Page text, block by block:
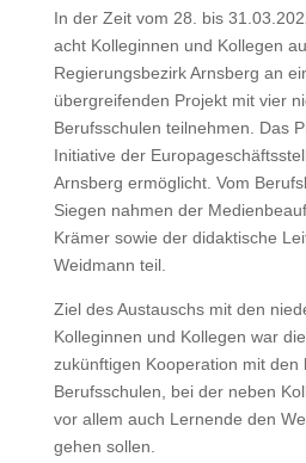
In der Zeit vom 28. bis
acht Kolleginnen und Kollegen
Regierungsbezirk Arnsberg an
übergreifenden Projekt mit vier
Berufsschulen teilnehmen. Das
Initiative der
Arnsberg ermöglicht. Vom
Siegen nahmen der
Krämer sowie der didaktische
Weidmann teil.
Ziel des Austauschs mit den
Kolleginnen und Kollegen war
zukünftigen Kooperation mit den
Berufsschulen, bei der neben
vor allem auch Lernende den
gehen sollen.